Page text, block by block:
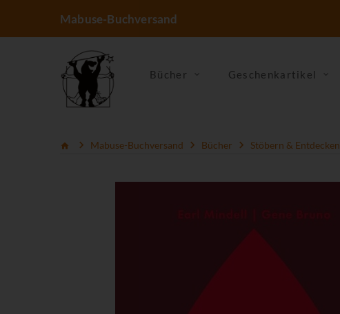
Mabuse-Buchversand
Bücher Geschenkartikel
Mabuse-Buchversand Bücher Stöbern & Entdecken